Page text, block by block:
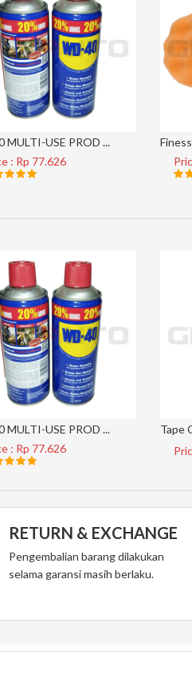
MULTI-USE PROD ...
: Rp 77.626
MULTI-USE PROD ...
: Rp 77.626
Tape
RETURN & EXCHANGE
Pengembalian barang dilakukan
selama garansi masih berlaku.